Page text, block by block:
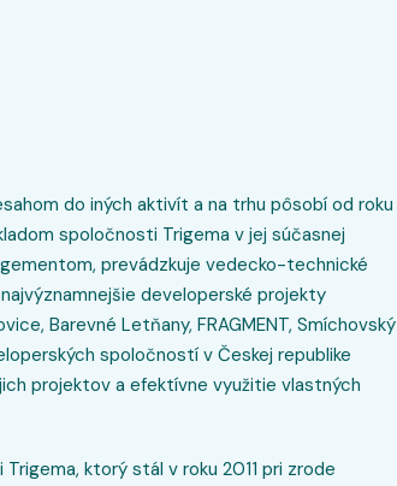
do iných aktivít a na trhu pôsobí od roku
spoločnosti Trigema v jej súčasnej
prevádzkuje vedecko-technické
developerské projekty
Barevné Letňany, FRAGMENT, Smíchovský
spoločností v Českej republike
projektov a efektívne využitie vlastných
ktorý stál v roku 2011 pri zrode